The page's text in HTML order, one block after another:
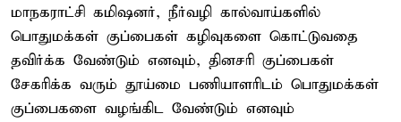
மாநகராட்சி கமிஷனர், நீர்வழி கால்வாய்களில்
பொதுமக்கள் குப்பைகள் கழிவுகளை கொட்டுவதை
தவிர்க்க வேண்டும் எனவும், தினசரி குப்பைகள்
சேகரிக்க வரும் தூய்மை பணியாளரிடம் பொதுமக்கள்
குப்பைகளை வழங்கிட வேண்டும் எனவும்